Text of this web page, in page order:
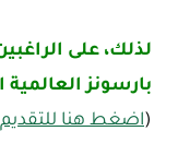
لذلك، على
بارسونز العالمية
(اضغط هنا للتقديم